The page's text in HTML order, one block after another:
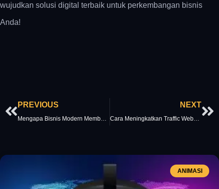
wujudkan solusi digital terbaik untuk perkembangan bisnis
Anda!
Prev
PREVIOUS
Mengapa Bisnis Modern Membutuhkan AI? Manfaat & Strateginya!
NEXT
Cara Meningkatkan Traffic Website dengan SEO yang Efektif
ANIMASI